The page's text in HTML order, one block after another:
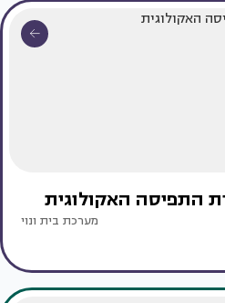
התפיסה האקולוגית
מערכת בית ונוי